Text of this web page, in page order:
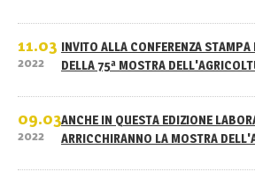
11.03
2022
INVITO ALLA CONFERENZA STAMPA
DELLA 75ª MOSTRA
09.03
2022
ANCHE IN QUESTA EDIZIONE
ARRICCHIRANNO LA MOSTRA